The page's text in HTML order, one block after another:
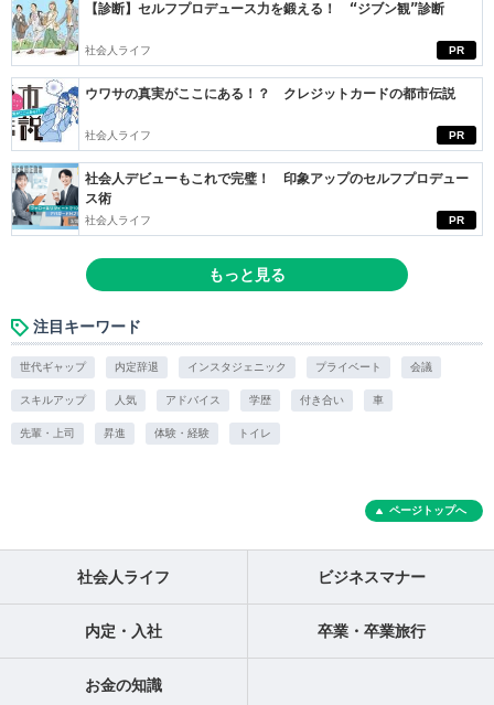
PR
【診断】セルフプロデュース力を鍛える！ “ジブン観”診断
社会人ライフ
PR
ウワサの真実がここにある！？ クレジットカードの都市伝説
社会人ライフ
PR
社会人デビューもこれで完璧！ 印象アップのセルフプロデュー
ス術
社会人ライフ
もっと見る
注目キーワード
世代ギャップ 内定辞退 インスタジェニック プライベート 会議
スキルアップ 人気 アドバイス 学歴 付き合い 車
先輩・上司 昇進 体験・経験 トイレ
ページトップへ
社会人ライフ ビジネスマナー
内定・入社 卒業・卒業旅行
お金の知識